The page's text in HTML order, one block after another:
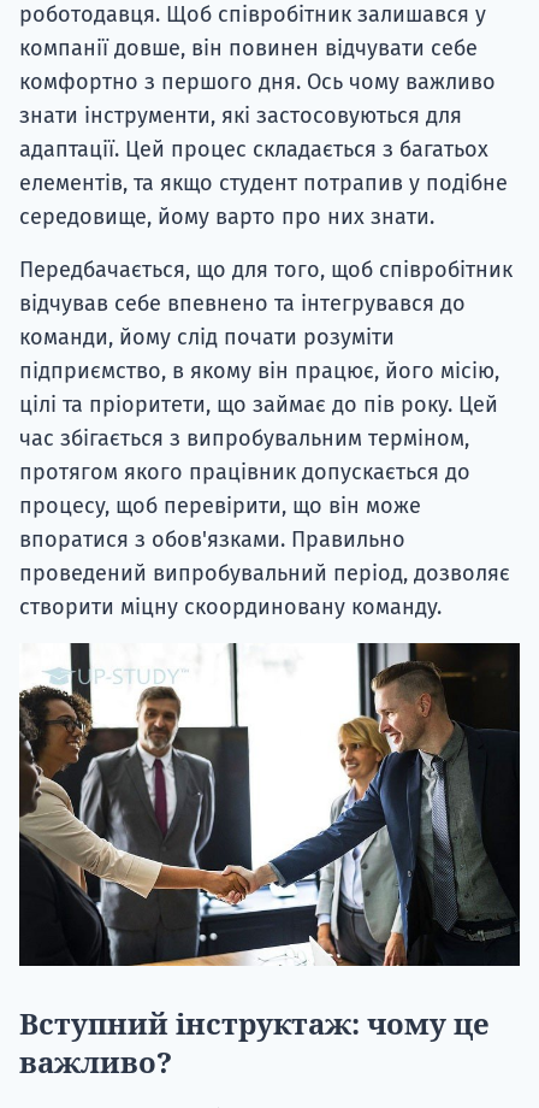
роботодавця. Щоб співробітник залишався у
компанії довше, він повинен відчувати себе
комфортно з першого дня. Ось чому важливо
знати інструменти, які застосовуються для
адаптації. Цей процес складається з багатьох
елементів, та якщо студент потрапив у подібне
середовище, йому варто про них знати.
Передбачається, що для того, щоб співробітник
відчував себе впевнено та інтегрувався до
команди, йому слід почати розуміти
підприємство, в якому він працює, його місію,
цілі та пріоритети, що займає до пів року. Цей
час збігається з випробувальним терміном,
протягом якого працівник допускається до
процесу, щоб перевірити, що він може
впоратися з обов'язками. Правильно
проведений випробувальний період, дозволяє
створити міцну скоординовану команду.
Вступний інструктаж: чому це
важливо?